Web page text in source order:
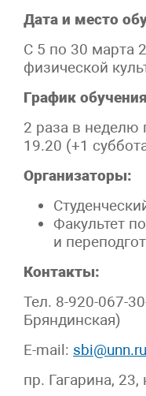
Дата и место
С 5 по 30 марта
физической
График
2 раза в неделю
19.20 (+1
Организаторы:
Факультет
и
Контакты:
Тел. 8-920-067-
Бряндинская)
E-mail: sbi@unn.ru
пр. Гагарина, 23,